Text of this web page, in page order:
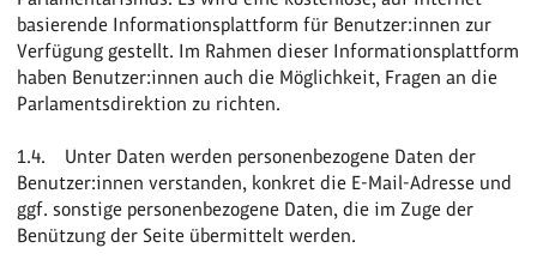
basierende Informationsplattform für Benutzer:innen zur
Verfügung gestellt. Im Rahmen dieser Informationsplattform
haben Benutzer:innen auch die Möglichkeit, Fragen an die
Parlamentsdirektion zu richten.
1.4. Unter Daten werden personenbezogene Daten der
Benutzer:innen verstanden, konkret die E-Mail-Adresse und
ggf. sonstige personenbezogene Daten, die im Zuge der
Benützung der Seite übermittelt werden.